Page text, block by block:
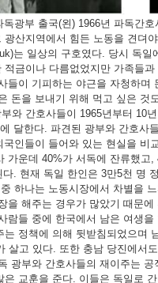
독광부 출국(왼) 1966년 파독간
산지역에서 힘든 노동을 견뎌
는 일상의 구호였다. 당시 독
금이나 다름없었지만 가족들
들이 기피하는 야근을 자청하
돈을 보내기 위해 먹고 싶은 것
와 간호사들이 1965년부터 10
달한다. 파견된 광부와 간호사
인들이 들어와 있는 현실을
가운데 40%가 서독에 잔류했
. 현재 독일 한인은 3만5천 명
하나는 노동시장에서 차별을
을 해주는 경우가 많았기 때문에
람들 중에 한국에서 남은 여생
정책에 의해 뒷받침되었으며
살고 있다. 또한 충남 당진에서
광부와 간호사들의 재이주는
교훈을 준다. 이들은 독일로